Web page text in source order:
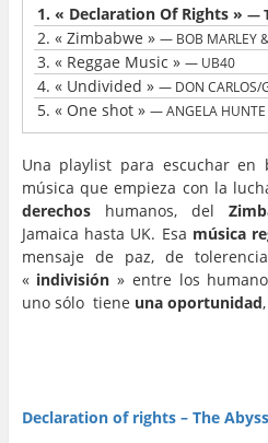
1. « Declaration Of Rights » —
2. « Zimbabwe » — BOB MARLEY
3. « Reggae Music » — UB40
4. « Undivided » — DON CARLOS/
5. « One shot » — ANGELA HUNTE
Una playlist para escuchar en
música que empieza con la
derechoshumanos, del
Jamaica hasta UK. Esa música
mensaje de paz, de
« indivisión » entre los
uno sólo tiene una oportunidad
Declaration of rights – The